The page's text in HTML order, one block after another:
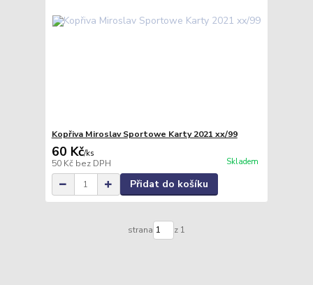
Kopřiva Miroslav Sportowe Karty 2021 xx/99
60 Kč/ks
50 Kč bez DPH Skladem
Přidat do košíku
strana z 1